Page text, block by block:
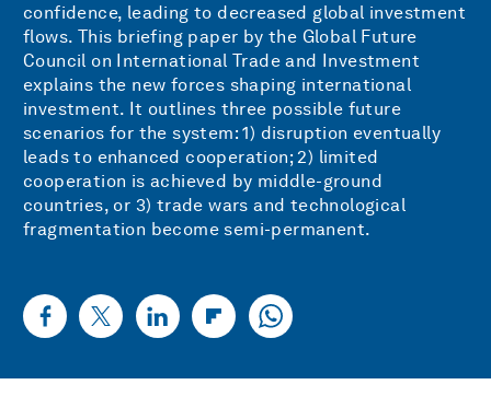
confidence, leading to decreased global investment
flows. This briefing paper by the Global Future
Council on International Trade and Investment
explains the new forces shaping international
investment. It outlines three possible future
scenarios for the system: 1) disruption eventually
leads to enhanced cooperation; 2) limited
cooperation is achieved by middle-ground
countries, or 3) trade wars and technological
fragmentation become semi-permanent.